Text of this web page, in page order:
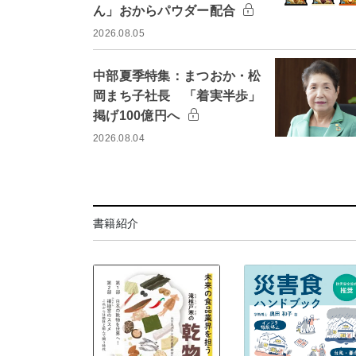
ん」おからパウダー配合
2026.08.05
中部夏季特集：まつおか・松
岡まち子社長 「着実半歩」
掲げ100億円へ
2026.08.04
書籍紹介